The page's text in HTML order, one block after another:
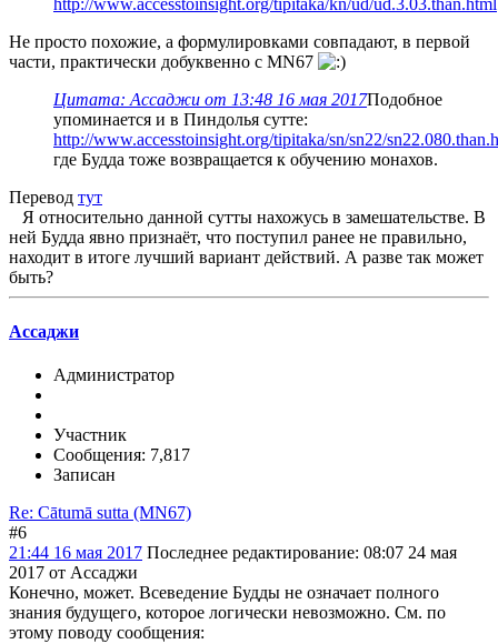
Не просто похожие, а формулировками совпадают, в первой
части, практически добуквенно с MN67
Цитата: Ассаджи от 13:48 16 мая 2017Подобное
упоминается и в Пиндолья сутте:
http://www.accesstoinsight.org/tipitaka/sn/sn22/
где Будда тоже возвращается к обучению монахов.
Перевод тут
Я относительно данной сутты нахожусь в замешательстве. В
ней Будда явно признаёт, что поступил ранее не правильно,
находит в итоге лучший вариант действий. А разве так может
быть?
Ассаджи
Администратор
Участник
Сообщения: 7,817
Записан
Re: Cātumā sutta (MN67)
#6
21:44 16 мая 2017 Последнее редактирование: 08:07 24 мая
2017 от Ассаджи
Конечно, может. Всеведение Будды не означает полного
знания будущего, которое логически невозможно. См. по
этому поводу сообщения: